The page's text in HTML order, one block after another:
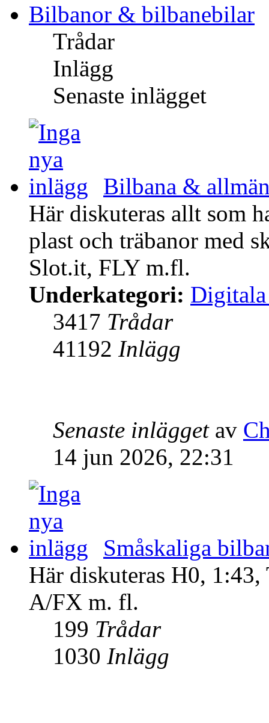
Bilbanor & bilbanebilar
Trådar
Inlägg
Senaste inlägget
Bilbana &
Här diskuteras allt som
plast och träbanor med
Slot.it, FLY m.fl.
Underkategori:
3417 Trådar
41192 Inlägg
Senaste inläggetav
14 jun 2026, 22:31
Småskaliga
Här diskuteras H0,
A/FX m. fl.
199 Trådar
1030 Inlägg